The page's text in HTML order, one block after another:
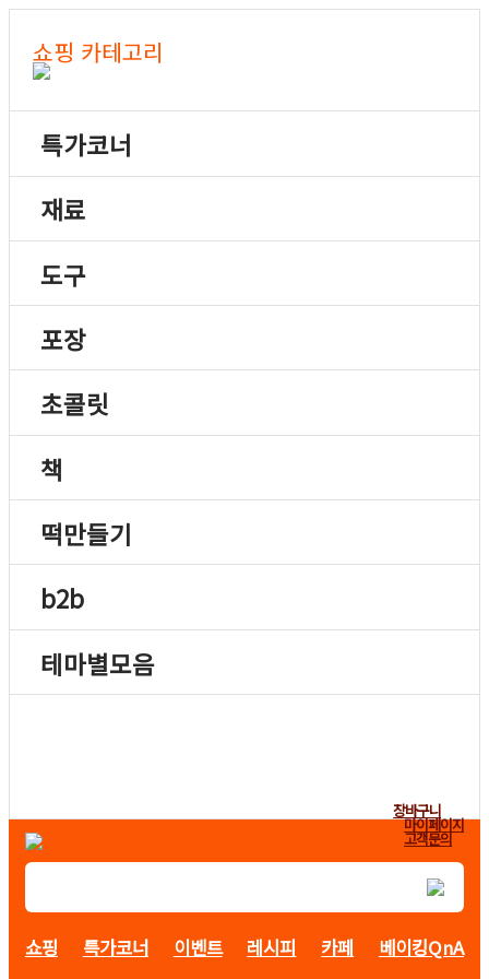
쇼핑 카테고리
특가코너
재료
도구
포장
초콜릿
책
떡만들기
b2b
테마별모음
장바구니
마이페이지
고객문의
쇼핑 특가코너 이벤트 레시피 카페 베이킹QnA